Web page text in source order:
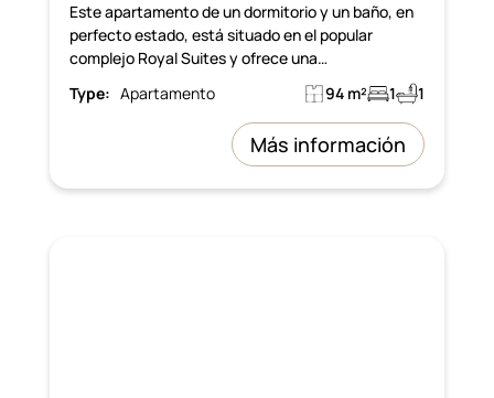
Este apartamento de un dormitorio y un baño, en
perfecto estado, está situado en el popular
complejo Royal Suites y ofrece una…
Type: Apartamento 94 m² 1 1
Más información